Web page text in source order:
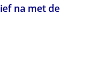
na met de